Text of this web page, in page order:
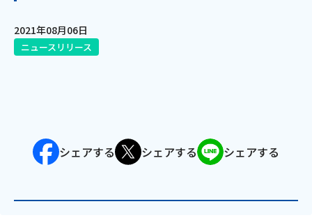
おトクな情報 料金案内
2021年08月06日
ニュースリリース
シェアする シェアする シェアする